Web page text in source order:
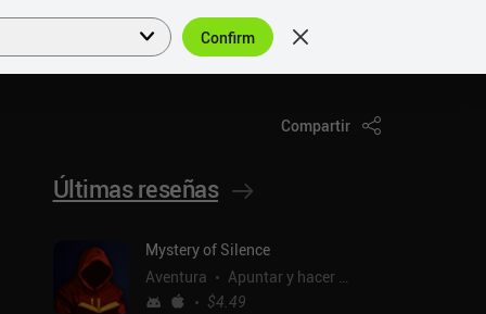
ES
Compartir
Últimas reseñas
Mystery of Silence
Aventura
Apuntar y hacer clic
$4.49
Confirm